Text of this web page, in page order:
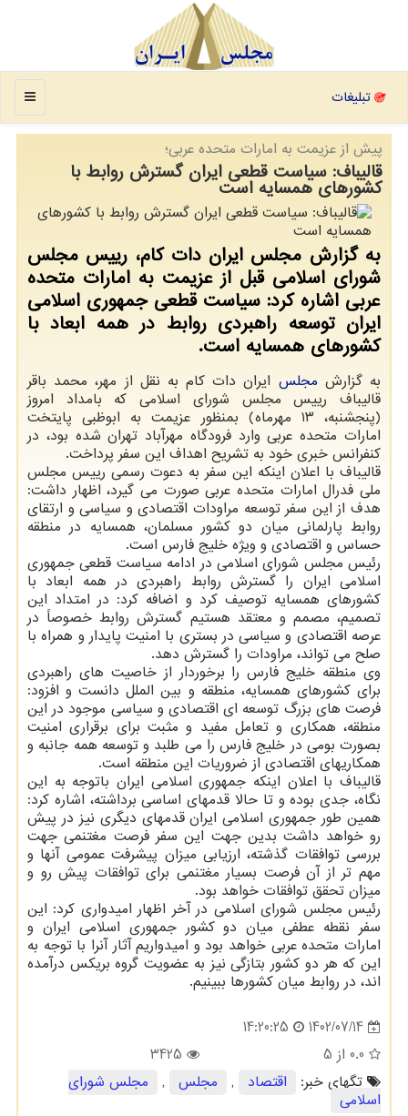
منو تبلیغات
پیش از عزیمت به امارات متحده عربی؛
قالیباف: سیاست قطعی ایران گسترش روابط با
کشورهای همسایه است
به گزارش مجلس ایران دات کام، رییس مجلس
شورای اسلامی قبل از عزیمت به امارات متحده
عربی اشاره کرد: سیاست قطعی جمهوری اسلامی
ایران توسعه راهبردی روابط در همه ابعاد با
کشورهای همسایه است.
به گزارش مجلس ایران دات کام به نقل از مهر، محمد باقر
قالیباف رییس مجلس شورای اسلامی که بامداد امروز
(پنجشنبه، ۱۳ مهرماه) بمنظور عزیمت به ابوظبی پایتخت
امارات متحده عربی وارد فرودگاه مهرآباد تهران شده بود، در
کنفرانس خبری خود به تشریح اهداف این سفر پرداخت.
قالیباف با اعلان اینکه این سفر به دعوت رسمی رییس مجلس
ملی فدرال امارات متحده عربی صورت می گیرد، اظهار داشت:
هدف از این سفر توسعه مراودات اقتصادی و سیاسی و ارتقای
روابط پارلمانی میان دو کشور مسلمان، همسایه در منطقه
حساس و اقتصادی و ویژه خلیج فارس است.
رئیس مجلس شورای اسلامی در ادامه سیاست قطعی جمهوری
اسلامی ایران را گسترش روابط راهبردی در همه ابعاد با
کشورهای همسایه توصیف کرد و اضافه کرد: در امتداد این
تصمیم، مصمم و معتقد هستیم گسترش روابط خصوصاً در
عرصه اقتصادی و سیاسی در بستری با امنیت پایدار و همراه با
صلح می تواند، مراودات را گسترش دهد.
وی منطقه خلیج فارس را برخوردار از خاصیت های راهبردی
برای کشورهای همسایه، منطقه و بین الملل دانست و افزود:
فرصت های بزرگ توسعه ای اقتصادی و سیاسی موجود در این
منطقه، همکاری و تعامل مفید و مثبت برای برقراری امنیت
بصورت بومی در خلیج فارس را می طلبد و توسعه همه جانبه و
همکاریهای اقتصادی از ضروریات این منطقه است.
قالیباف با اعلان اینکه جمهوری اسلامی ایران باتوجه به این
نگاه، جدی بوده و تا حالا قدمهای اساسی برداشته، اشاره کرد:
همین طور جمهوری اسلامی ایران قدمهای دیگری نیز در پیش
رو خواهد داشت بدین جهت این سفر فرصت مغتنمی جهت
بررسی توافقات گذشته، ارزیابی میزان پیشرفت عمومی آنها و
مهم تر از آن فرصت بسیار مغتنمی برای توافقات پیش رو و
میزان تحقق توافقات خواهد بود.
رئیس مجلس شورای اسلامی در آخر اظهار امیدواری کرد: این
سفر نقطه عطفی میان دو کشور جمهوری اسلامی ایران و
امارات متحده عربی خواهد بود و امیدواریم آثار آنرا با توجه به
این که هر دو کشور بتازگی نیز به عضویت گروه بریکس درآمده
اند، در روابط میان کشورها ببینیم.
1402/07/14
14:20:25
0.0 از 5
3425
تگهای خبر:
اقتصاد , مجلس ,
مجلس شورای
اسلامی